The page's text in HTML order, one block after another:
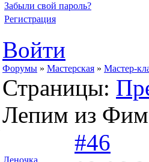
Забыли свой пароль?
Регистрация
Войти
Форумы » Мастерская » Мастер-
Страницы:
Лепим из
Леночка
#46